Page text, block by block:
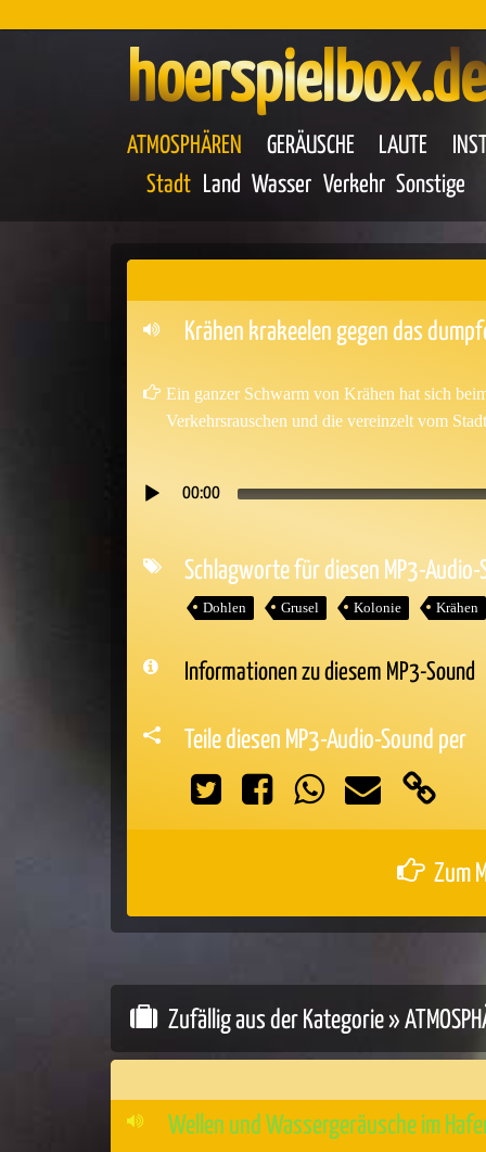
hoerspielbox.de
ATMOSPHÄREN GERÄUSCHE LAUTE
Stadt
Land Wasser Verkehr Sonstige
Krähen krakeelen gegen das
Ein ganzer Schwarm von Krähen hat sich
Verkehrsrauschen und die vereinzelt vom
Audio-
00:00
Schlagworte für diesen MP3-Audio-
Dohlen Grusel Kolonie Krähen
Informationen zu diesem MP3-Sound
Teile diesen MP3-Audio-Sound per
Zum
Zufällig aus der Kategorie »
Wellen und Wassergeräusche im